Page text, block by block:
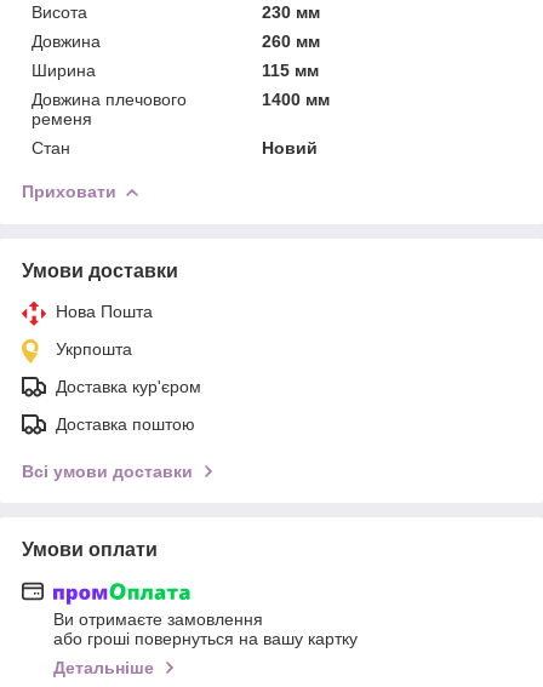
Висота
230 мм
Довжина
260 мм
Ширина
115 мм
Довжина плечового
ременя
1400 мм
Стан Новий
Приховати
Умови доставки
Нова Пошта
Укрпошта
Доставка кур'єром
Доставка поштою
Всі умови доставки
Умови оплати
Ви отримаєте замовлення
або гроші повернуться на вашу картку
Детальніше